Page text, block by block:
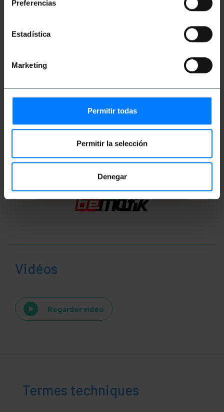
Preferencias
Estadística
Marketing
Permitir todas
Permitir la selección
Denegar
Nombre de colis: 1
Fiche produit 1
Vidéos
Regarder vidéo
Termes techniques